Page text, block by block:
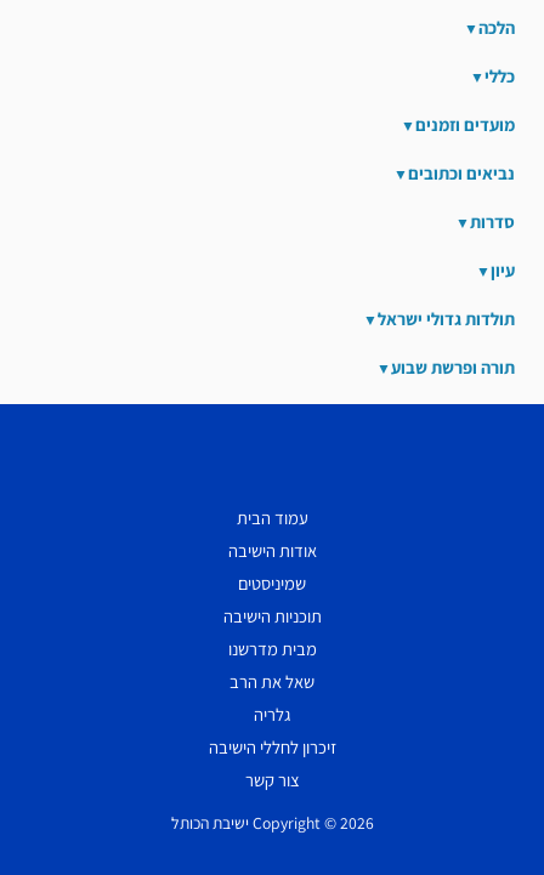
הלכה
כללי
מועדים וזמנים
נביאים וכתובים
סדרות
עיון
תולדות גדולי ישראל
תורה ופרשת שבוע
עמוד הבית
אודות הישיבה
שמיניסטים
תוכניות הישיבה
מבית מדרשנו
שאל את הרב
גלריה
זיכרון לחללי הישיבה
צור קשר
Copyright © 2026 ישיבת הכותל